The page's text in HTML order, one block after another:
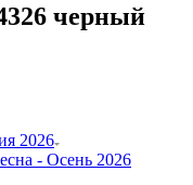
черный
2026
- Осень 2026